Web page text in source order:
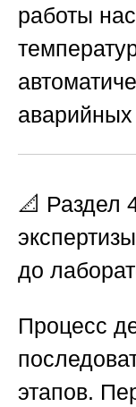
работы
аварийных
📐 Раздел
до
Процесс
этапов.